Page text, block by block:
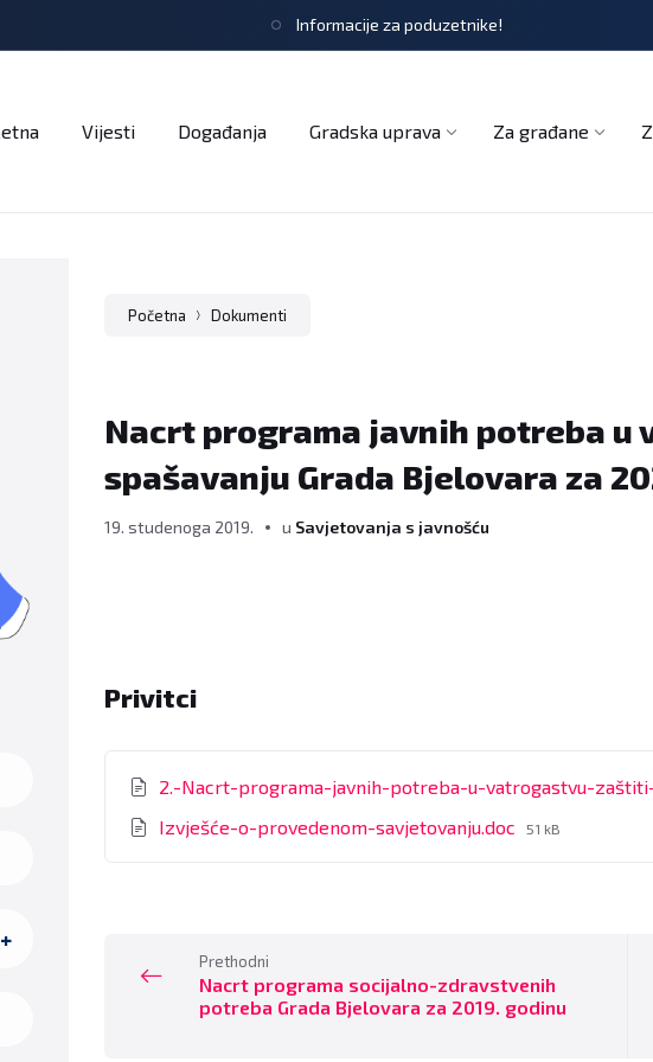
Informacije za poduzetnike!
Vijesti Događanja Gradska uprava Za građane
Početna Dokumenti
Nacrt programa javnih potreba
spašavanju Grada Bjelovara za
19. studenoga 2019. u Savjetovanja s javnošću
Privitci
2.-Nacrt-programa-javnih-potreba-u-vatrogastvu-
Izvješće-o-provedenom-savjetovanju.doc File
51 kB
Prethodni
Nacrt programa socijalno-zdravstvenih
potreba Grada Bjelovara za 2019. godinu